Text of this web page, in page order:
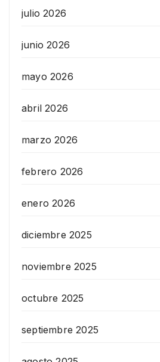
julio 2026
junio 2026
mayo 2026
abril 2026
marzo 2026
febrero 2026
enero 2026
diciembre 2025
noviembre 2025
octubre 2025
septiembre 2025